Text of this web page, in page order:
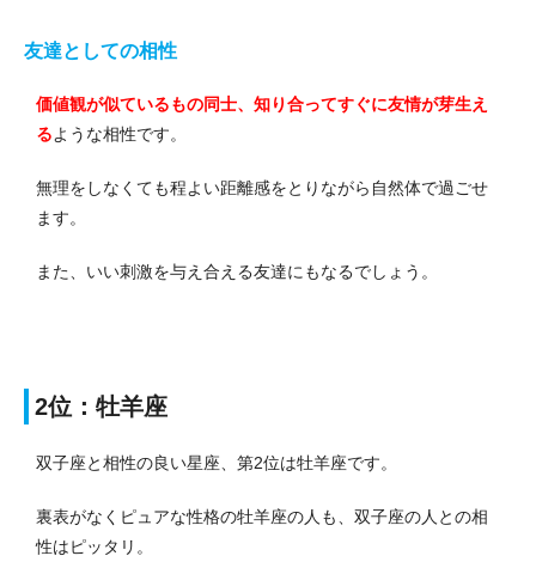
友達としての相性
価値観が似ているもの同士、知り合ってすぐに友情が芽生え
るような相性です。
無理をしなくても程よい距離感をとりながら自然体で過ごせ
ます。
また、いい刺激を与え合える友達にもなるでしょう。
2位：牡羊座
双子座と相性の良い星座、第2位は牡羊座です。
裏表がなくピュアな性格の牡羊座の人も、双子座の人との相
性はピッタリ。